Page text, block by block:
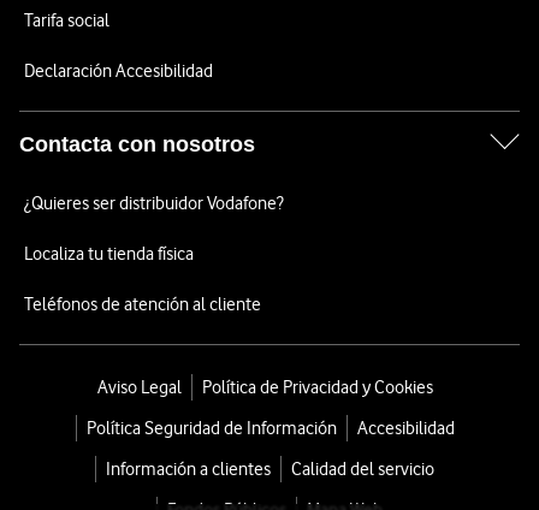
Tarifa social
Declaración Accesibilidad
Contacta con nosotros
¿Quieres ser distribuidor Vodafone?
Localiza tu tienda física
Teléfonos de atención al cliente
Aviso Legal
Política de Privacidad y Cookies
Política Seguridad de Información
Accesibilidad
Información a clientes
Calidad del servicio